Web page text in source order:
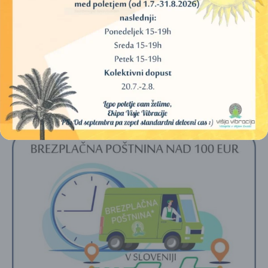
PODLOGA ZA TIBETANSKE ZVOČNE POSODE, OLTAR
DVOJNI DORJE (42×42 CM)
30,00
25,00€
DODAJ V KOŠARICO